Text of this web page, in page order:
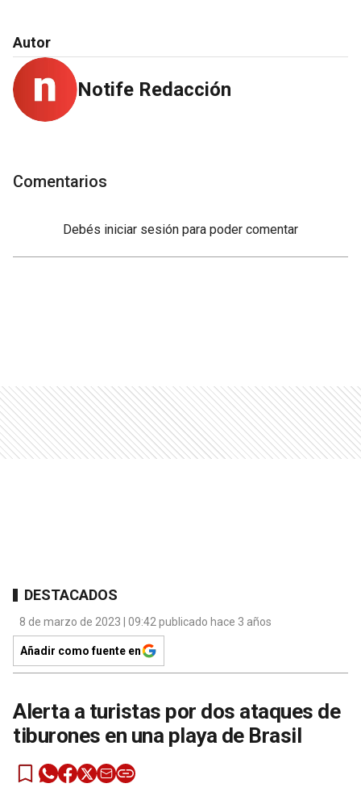
Autor
Notife Redacción
Comentarios
Debés iniciar sesión para poder comentar
DESTACADOS
8 de marzo de 2023 | 09:42 publicado hace 3 años
Añadir como fuente en
Alerta a turistas por dos ataques de
tiburones en una playa de Brasil